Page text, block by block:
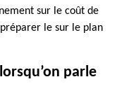
sur le coût de
le sur le plan
parle